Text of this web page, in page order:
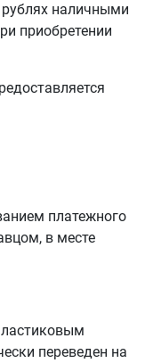
рублях наличными
приобретении
платежного
в месте
переведен на